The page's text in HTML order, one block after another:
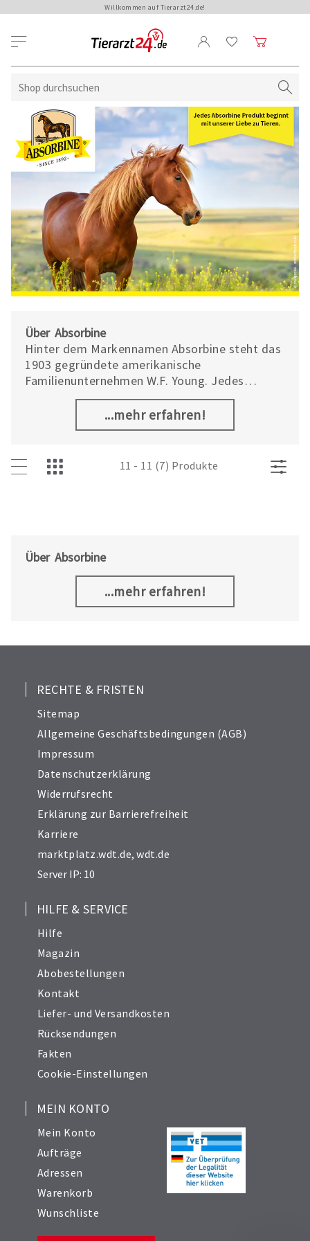
Willkommen auf Tierarzt24.de!
Über Absorbine
Hinter dem Markennamen Absorbine steht das
1903 gegründete amerikanische
Familienunternehmen W.F. Young. Jedes
Absorbine Produkt beginnt mit unserer Liebe
zu Tieren und unserem Engagement für von
Tieren inspirierte Innovation.
...mehr erfahren!
11 - 11 (7) Produkte
Über Absorbine
...mehr erfahren!
RECHTE & FRISTEN
Sitemap
Allgemeine Geschäftsbedingungen (AGB)
Impressum
Datenschutzerklärung
Widerrufsrecht
Erklärung zur Barrierefreiheit
Karriere
marktplatz.wdt.de,wdt.de
Server IP: 10
HILFE & SERVICE
Hilfe
Magazin
Abobestellungen
Kontakt
Liefer- und Versandkosten
Rücksendungen
Fakten
Cookie-Einstellungen
MEIN KONTO
Mein Konto
Aufträge
Adressen
Warenkorb
Wunschliste